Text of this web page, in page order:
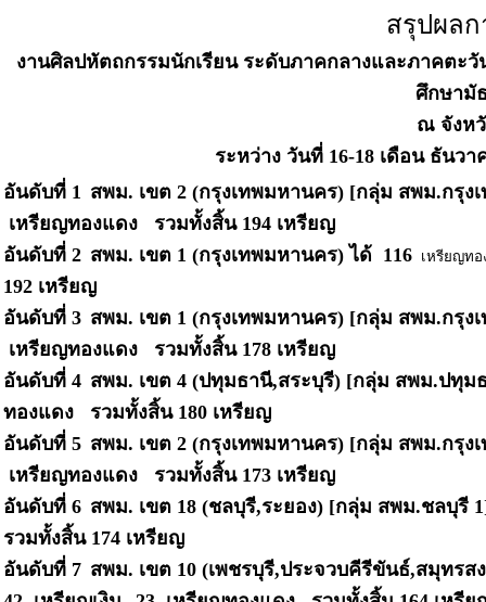
สรุปผล
งานศิลปหัตถกรรมนักเรียน ระดับภาคกลางและภาคตะ
ศึกษามั
ณ จังห
ระหว่าง วันที่ 16-18 เดือน ธันว
อันดับที่ 1 สพม. เขต 2 (กรุงเทพมหานคร) [กลุ่ม สพม.กรุง
เหรียญทองแดง รวมทั้งสิ้น 194 เหรียญ
อันดับที่ 2 สพม. เขต 1 (กรุงเทพมหานคร) ได้ 116 เหรียญท
192 เหรียญ
อันดับที่ 3 สพม. เขต 1 (กรุงเทพมหานคร) [กลุ่ม สพม.กรุง
เหรียญทองแดง รวมทั้งสิ้น 178 เหรียญ
อันดับที่ 4 สพม. เขต 4 (ปทุมธานี,สระบุรี) [กลุ่ม สพม.ปทุม
ทองแดง รวมทั้งสิ้น 180 เหรียญ
อันดับที่ 5 สพม. เขต 2 (กรุงเทพมหานคร) [กลุ่ม สพม.กรุง
เหรียญทองแดง รวมทั้งสิ้น 173 เหรียญ
อันดับที่ 6 สพม. เขต 18 (ชลบุรี,ระยอง) [กลุ่ม สพม.ชลบุรี
รวมทั้งสิ้น 174 เหรียญ
อันดับที่ 7 สพม. เขต 10 (เพชรบุรี,ประจวบคีรีขันธ์,สมุทร